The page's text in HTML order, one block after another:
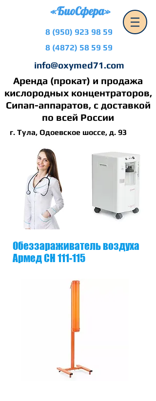
«БиоСфера»
8 (950) 923 98 59
8 (4872) 58 59 59
info@oxymed71.com
Аренда (прокат) и продажа
кислородных концентраторов,
Сипап-аппаратов, с доставкой
по всей России
г. Тула, Одоевское шоссе, д. 93
Обеззараживатель воздуха
Армед СН 111-115